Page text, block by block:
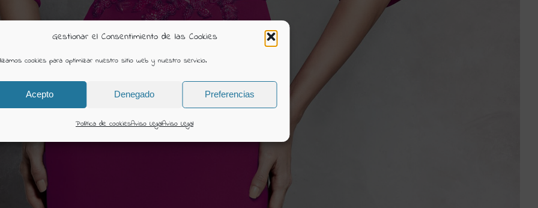
Gestionar el Consentimiento de las Cookies
cookies para optimizar nuestro sitio web y nuestro servicio.
Acepto Denegado Preferencias
Política de cookiesAviso LegalAviso Legal